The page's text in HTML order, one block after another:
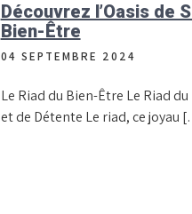
Découvrez l’Oasis de
Bien-Être
04 SEPTEMBRE 2024
Le Riad du Bien-Être Le Riad
et de Détente Le riad, ce joyau